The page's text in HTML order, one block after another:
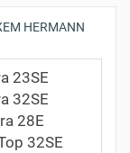
HERMANN
23SE
32SE
28E
32SE